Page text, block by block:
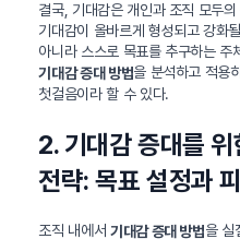
결국, 기대감은 개인과 조직 모두
기대감이 올바르게 형성되고 강화
아니라 스스로 목표를 추구하는 주
기대감 증대 방법을 분석하고 적용
첫걸음이라 할 수 있다.
2. 기대감 증대를
전략: 목표 설정과
조직 내에서 기대감 증대 방법을 실